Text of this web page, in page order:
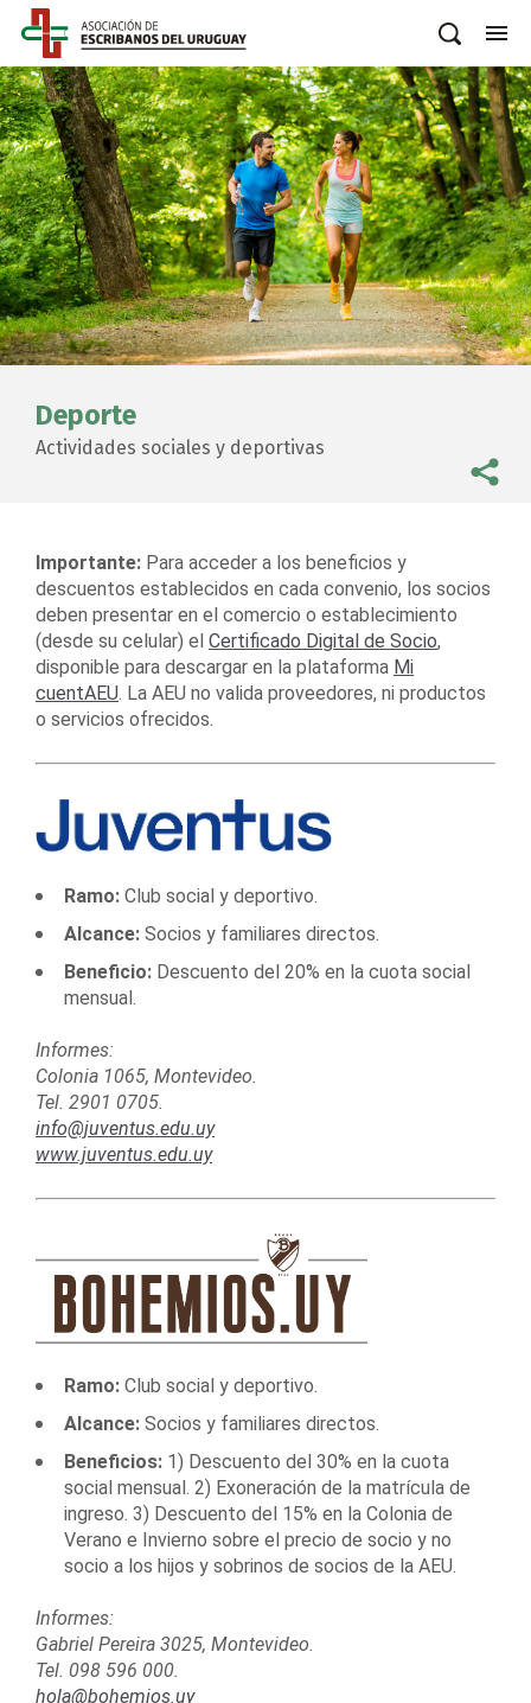
Deporte
Actividades sociales y deportivas
Importante: Para acceder a los beneficios y
descuentos establecidos en cada convenio, los socios
deben presentar en el comercio o establecimiento
(desde su celular) el Certificado Digital de Socio,
disponible para descargar en la plataforma Mi
cuentAEU. La AEU no valida proveedores, ni productos
o servicios ofrecidos.
Ramo: Club social y deportivo.
Alcance: Socios y familiares directos.
Beneficio: Descuento del 20% en la cuota social
mensual.
Informes:
Colonia 1065, Montevideo.
Tel. 2901 0705.
info@juventus.edu.uy
www.juventus.edu.uy
Ramo: Club social y deportivo.
Alcance: Socios y familiares directos.
Beneficios: 1) Descuento del 30% en la cuota
social mensual. 2) Exoneración de la matrícula de
ingreso. 3) Descuento del 15% en la Colonia de
Verano e Invierno sobre el precio de socio y no
socio a los hijos y sobrinos de socios de la AEU.
Informes:
Gabriel Pereira 3025, Montevideo.
Tel. 098 596 000.
hola@bohemios.uy